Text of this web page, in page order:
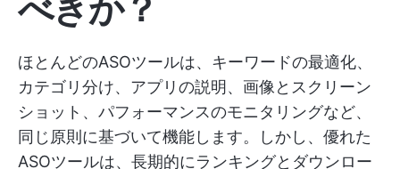
ほとんどのASOツールは、キーワードの最適化、
カテゴリ分け、アプリの説明、画像とスクリーン
ショット、パフォーマンスのモニタリングなど、
同じ原則に基づいて機能します。しかし、優れた
ASOツールは、長期的にランキングとダウンロー